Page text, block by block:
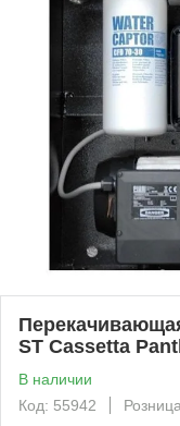
ST Cassetta
В наличии
Код: 55942
Розница